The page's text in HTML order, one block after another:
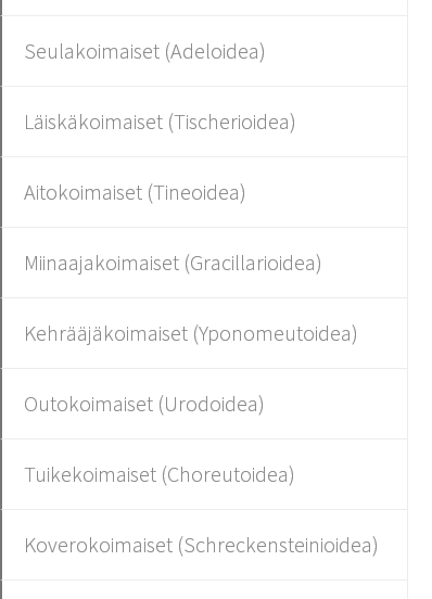
Seulakoimaiset (Adeloidea)
Läiskäkoimaiset (Tischerioidea)
Aitokoimaiset (Tineoidea)
Miinaajakoimaiset (Gracillarioidea)
Kehrääjäkoimaiset (Yponomeutoidea)
Outokoimaiset (Urodoidea)
Tuikekoimaiset (Choreutoidea)
Koverokoimaiset (Schreckensteinioidea)